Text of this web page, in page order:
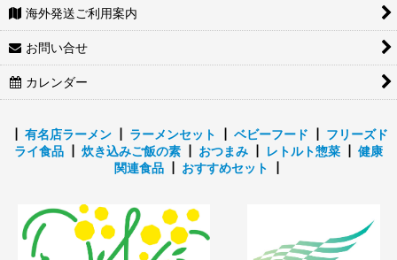
ジャム・バター
インスタントスープ
海外発送ご利用案内
お問い合せ
カレンダー
有名店ラーメン┃ ラーメンセット ベビーフード
フリーズド
ライ食品
炊き込みご飯の素 おつまみ レトルト惣菜
健康
関連食品┃ おすすめセット